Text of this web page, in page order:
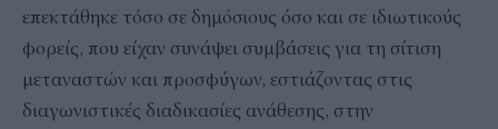
επεκτάθηκε τόσο σε δημόσιους όσο και σε ιδιωτικούς
φορείς, που είχαν συνάψει συμβάσεις για τη σίτιση
μεταναστών και προσφύγων, εστιάζοντας στις
διαγωνιστικές διαδικασίες ανάθεσης, στην